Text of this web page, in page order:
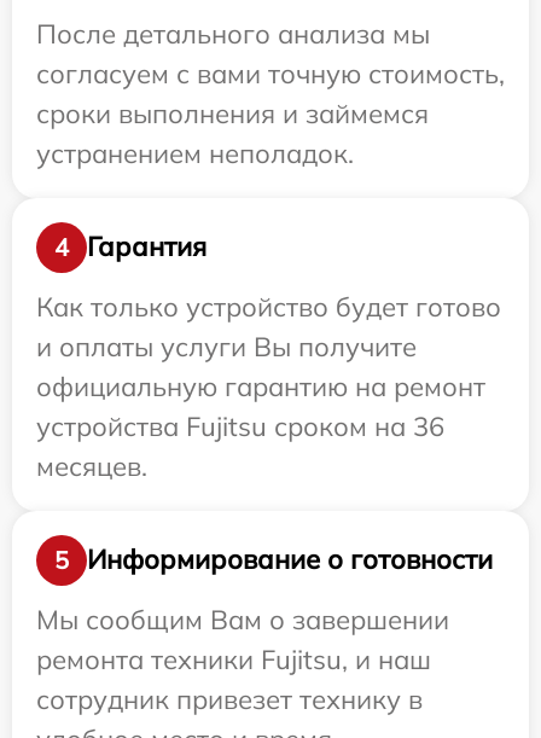
После детального анализа мы
согласуем с вами точную стоимость,
сроки выполнения и займемся
устранением неполадок.
4
Гарантия
Как только устройство будет готово
и оплаты услуги Вы получите
официальную гарантию на ремонт
устройства Fujitsu сроком на 36
месяцев.
5
Информирование о готовности
Мы сообщим Вам о завершении
ремонта техники Fujitsu, и наш
сотрудник привезет технику в